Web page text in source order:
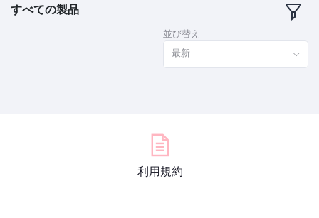
すべての製品
並び替え
最新
利用規約